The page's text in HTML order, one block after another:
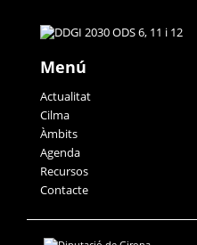
Menú
Actualitat
Cilma
Àmbits
Agenda
Recursos
Contacte